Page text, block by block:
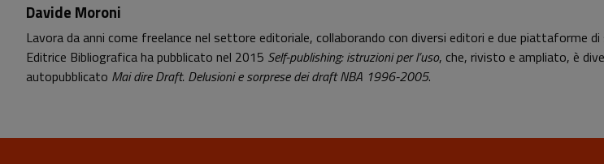
Davide Moroni
Lavora da anni come freelance nel settore editoriale, collaborando con diversi editori e due piattaforme
Editrice Bibliografica ha pubblicato nel 2015 Self-publishing: istruzioni per l’uso, che, rivisto e ampliato, è
autopubblicato Mai dire Draft. Delusioni e sorprese dei draft NBA 1996-2005.